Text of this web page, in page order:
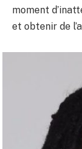
moment
et obtenir de